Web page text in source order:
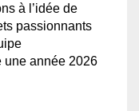
à l’idée de
passionnants
une année 2026